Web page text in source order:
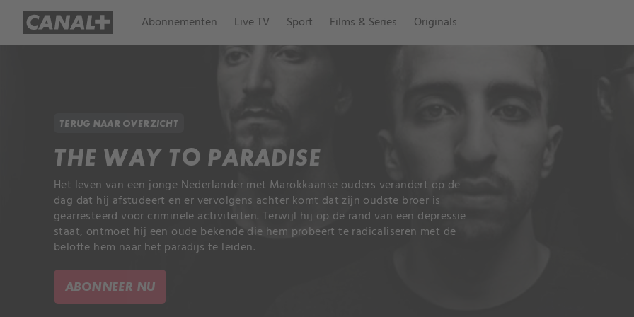
Abonnementen Live TV Sport Films & Series Originals
TERUG NAAR OVERZICHT
THE WAY TO PARADISE
Het leven van een jonge Nederlander met Marokkaanse ouders verandert op de
dag dat hij afstudeert en er vervolgens achter komt dat zijn oudste broer is
gearresteerd voor criminele activiteiten. Terwijl hij op de rand van een depressie
staat, ontmoet hij een oude bekende die hem probeert te radicaliseren met de
belofte hem naar het paradijs te leiden.
ABONNEER NU